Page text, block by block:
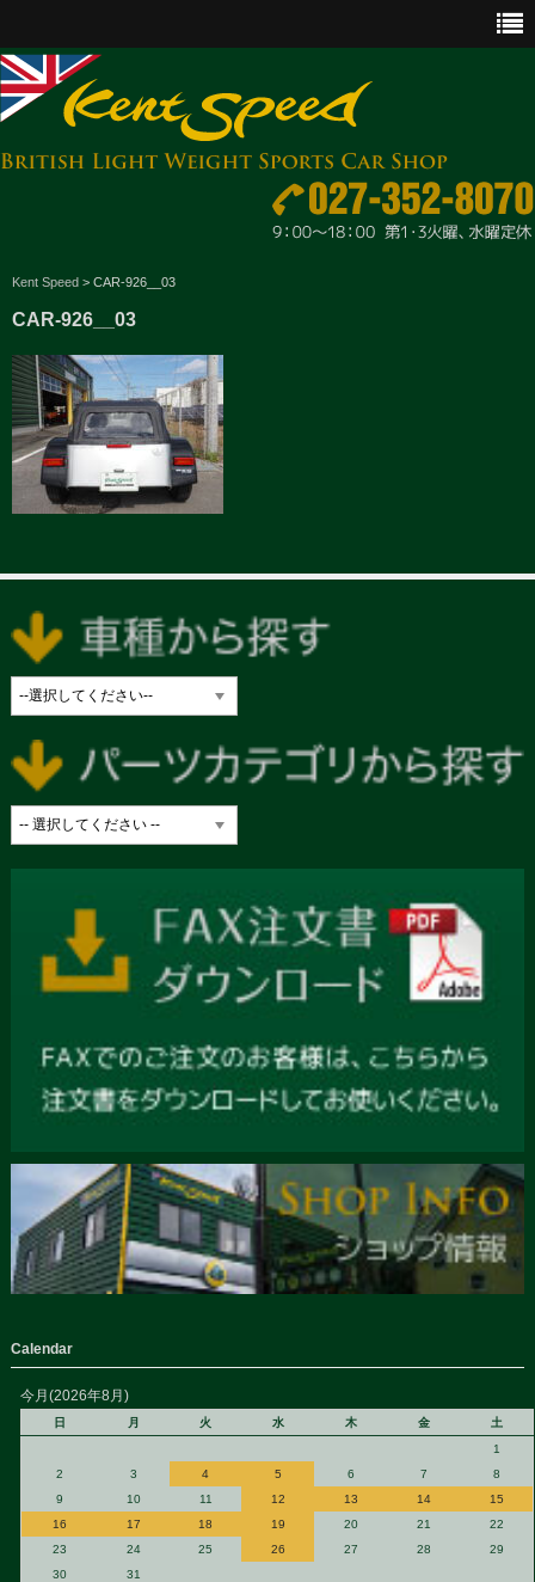
CAR SALES
PARTS
ENGINE MAINTENANCE
OTHER WORKS
GOODS & ACCESSORIES
Kent Speed > CAR-926__03
CAR-926__03
Calendar
今月(2026年8月)
日 月 火 水 木 金
土
1
2
3 4 5 6 7
8
9
10 11 12 13 14
15
16
17 18 19 20 21
22
23
24 25 26 27 28
29
30
31